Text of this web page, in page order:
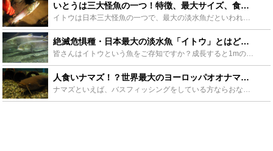
いとうは三大怪魚の一つ！特徴、最大サイズ、食味、釣り方についてご紹介 - Leisurego(レジャーゴー)
イトウは日本三大怪魚の一つで、最大の淡水魚だといわれています。そんなイトウは北海道でクマを飲み込んだなど、伝説もある魚です。この記事ではそんないとうの特徴や生態、味や最大サイズなどについて紹介してい...
絶滅危惧種・日本最大の淡水魚「イトウ」とはどんな魚？魚が熊を食べた？ - Leisurego(レジャーゴー)
皆さんはイトウという魚をご存知ですか？成長すると1mの体長になる日本では最大級の淡水魚で「幻の魚」とも呼ばれています。なんと湖に飛び込んできた熊を食べたというイトウの伝説もあります。今回はそのイトウ...
人食いナマズ！？世界最大のヨーロッパオオナマズの生態を解説！日本にもいる？ - Leisurego(レジャーゴー)
ナマズといえば、バスフィッシングをしている方ならおなじみの魚ですが、今回紹介するのはその名もヨーロッパオオナマズ、世界最大のナマズです。そのヨーロッパオオナマズが日本に生息しているとまことしやかに囁...